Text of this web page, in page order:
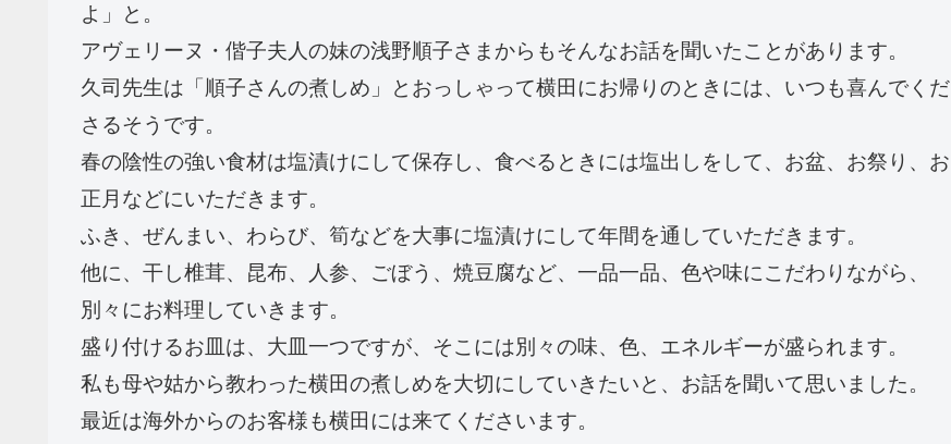
よ」と。
アヴェリーヌ・偕子夫人の妹の浅野順子さまからもそんなお話を聞いたことがあります。
久司先生は「順子さんの煮しめ」とおっしゃって横田にお帰りのときには、いつも喜んでくだ
さるそうです。
春の陰性の強い食材は塩漬けにして保存し、食べるときには塩出しをして、お盆、お祭り、お
正月などにいただきます。
ふき、ぜんまい、わらび、筍などを大事に塩漬けにして年間を通していただきます。
他に、干し椎茸、昆布、人参、ごぼう、焼豆腐など、一品一品、色や味にこだわりながら、
別々にお料理していきます。
盛り付けるお皿は、大皿一つですが、そこには別々の味、色、エネルギーが盛られます。
私も母や姑から教わった横田の煮しめを大切にしていきたいと、お話を聞いて思いました。
最近は海外からのお客様も横田には来てくださいます。